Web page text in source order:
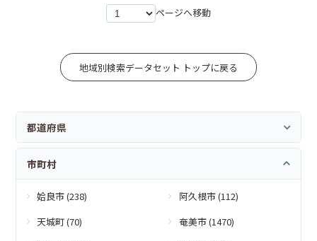
ページへ移動
地域別検索データセット トップに戻る
都道府県
市町村
姶良市 (238)
阿久根市 (112)
天城町 (70)
奄美市 (1470)